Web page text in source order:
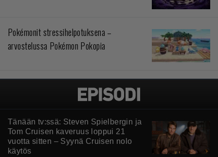
Pokémonit stressihelpotuksena –
arvostelussa Pokémon Pokopia
Tänään tv:ssä: Steven Spielbergin ja
Tom Cruisen kaveruus loppui 21
vuotta sitten – Syynä Cruisen nolo
käytös